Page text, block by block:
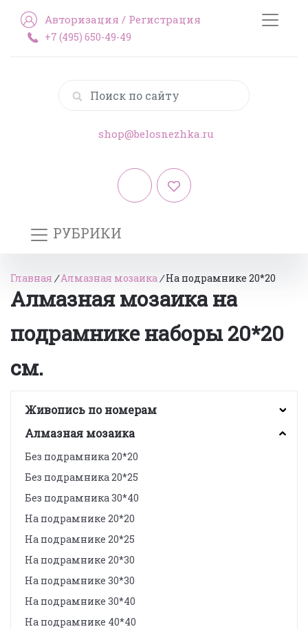
Авторизация / Регистрация
+7 (495) 650-49-49
shop@belosnezhka.ru
РУБРИКИ
Главная /Алмазная мозаика/На подрамнике 20*20
Алмазная мозаика на
подрамнике наборы 20*20
см.
Живопись по номерам
Алмазная мозаика
Без подрамника 20*20
Без подрамника 20*25
Без подрамника 30*40
На подрамнике 20*20
На подрамнике 20*25
На подрамнике 20*30
На подрамнике 30*30
На подрамнике 30*40
На подрамнике 40*40